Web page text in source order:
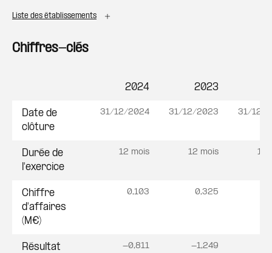
Liste des établissements
Chiffres-clés
2024 2023
Date de
clôture
31/12/2024 31/12/2023 31/12/
Durée de
l'exercice
12 mois 12 mois 12
Chiffre
d'affaires
(M€)
0,103 0,325
Résultat
-0,811 -1,249